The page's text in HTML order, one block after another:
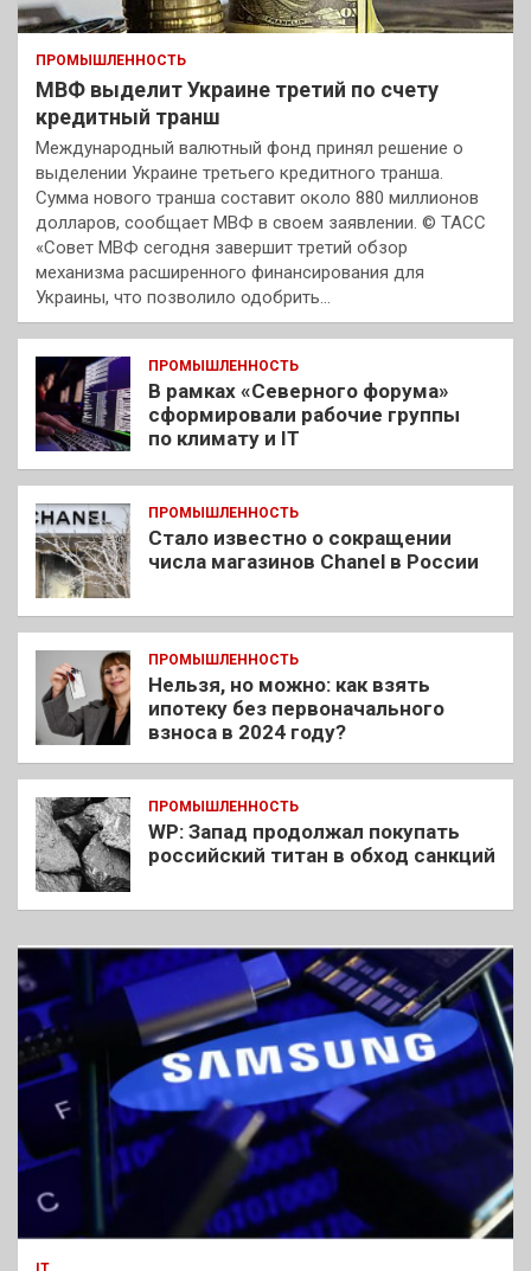
ПРОМЫШЛЕННОСТЬ
МВФ выделит Украине третий по счету
кредитный транш
Международный валютный фонд принял решение о
выделении Украине третьего кредитного транша.
Сумма нового транша составит около 880 миллионов
долларов, сообщает МВФ в своем заявлении. © ТАСС
«Совет МВФ сегодня завершит третий обзор
механизма расширенного финансирования для
Украины, что позволило одобрить…
ПРОМЫШЛЕННОСТЬ
В рамках «Северного форума»
сформировали рабочие группы
по климату и IT
ПРОМЫШЛЕННОСТЬ
Стало известно о сокращении
числа магазинов Chanel в России
ПРОМЫШЛЕННОСТЬ
Нельзя, но можно: как взять
ипотеку без первоначального
взноса в 2024 году?
ПРОМЫШЛЕННОСТЬ
WP: Запад продолжал покупать
российский титан в обход санкций